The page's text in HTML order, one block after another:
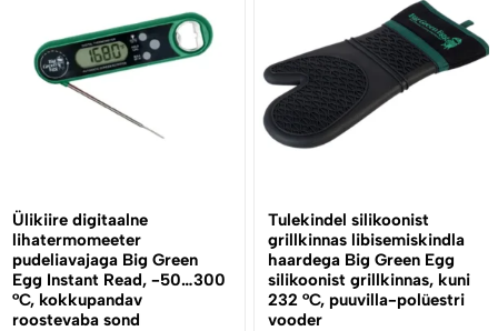
Ülikiire digitaalne
lihatermomeeter
pudeliavajaga Big Green
Egg Instant Read, -50…300
°C, kokkupandav
roostevaba sond
Tulekindel silikoonist
grillkinnas libisemiskindla
haardega Big Green Egg
silikoonist grillkinnas, kuni
232 °C, puuvilla-polüestri
vooder